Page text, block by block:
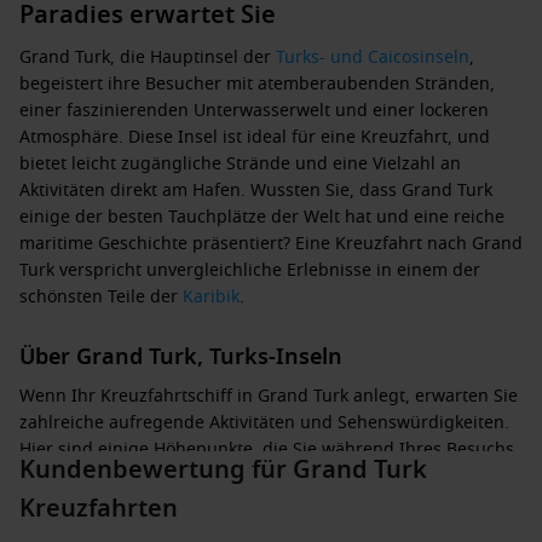
Paradies erwartet Sie
Grand Turk, die Hauptinsel derTurks- und Caicosinseln,
begeistert ihre Besucher mit atemberaubenden Stränden,
einer faszinierenden Unterwasserwelt und einer lockeren
Atmosphäre. Diese Insel ist ideal für eine Kreuzfahrt, und
bietet leicht zugängliche Strände und eine Vielzahl an
Aktivitäten direkt am Hafen. Wussten Sie, dass Grand Turk
einige der besten Tauchplätze der Welt hat und eine reiche
maritime Geschichte präsentiert? Eine Kreuzfahrt nach Grand
Turk verspricht unvergleichliche Erlebnisse in einem der
schönsten Teile der Karibik.
Über Grand Turk, Turks-Inseln
Wenn Ihr Kreuzfahrtschiff in Grand Turk anlegt, erwarten Sie
zahlreiche aufregende Aktivitäten und Sehenswürdigkeiten.
Hier sind einige Höhepunkte, die Sie während Ihres Besuchs
unbedingt ausprobieren sollten:
Kundenbewertung für Grand Turk
Kreuzfahrten